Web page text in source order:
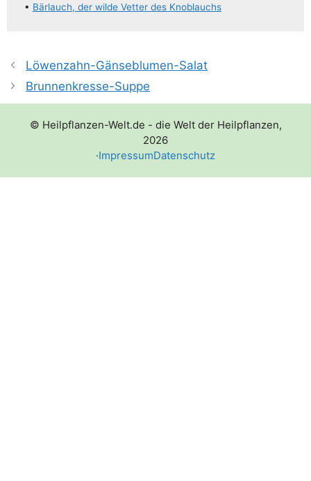
• Bär­lauch, der wil­de Vet­ter des Knoblauchs
Löwenzahn-Gänseblumen-Salat
Brunnenkresse-Suppe
© Heilpflanzen-Welt.de - die Welt der Heilpflanzen,
2026
·ImpressumDatenschutz